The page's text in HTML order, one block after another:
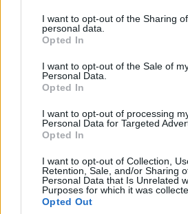
I want to opt-out of the Sharing
personal data.
Opted In
I want to opt-out of the Sale of
Personal Data.
Opted In
I want to opt-out of processing
Personal Data for Targeted
Opted In
I want to opt-out of Collection,
Retention, Sale, and/or Sharing
Personal Data that Is Unrelated
Purposes for which it was
Opted Out
Изкуствен интелект за
създаде нови